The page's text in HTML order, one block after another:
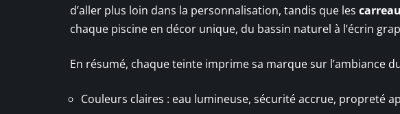
d’aller plus loin dans la personnalisation, tandis que les
chaque piscine en décor unique, du bassin naturel à l’écrin
En résumé, chaque teinte imprime sa marque sur l’ambiance
Couleurs claires : eau lumineuse, sécurité accrue, propreté